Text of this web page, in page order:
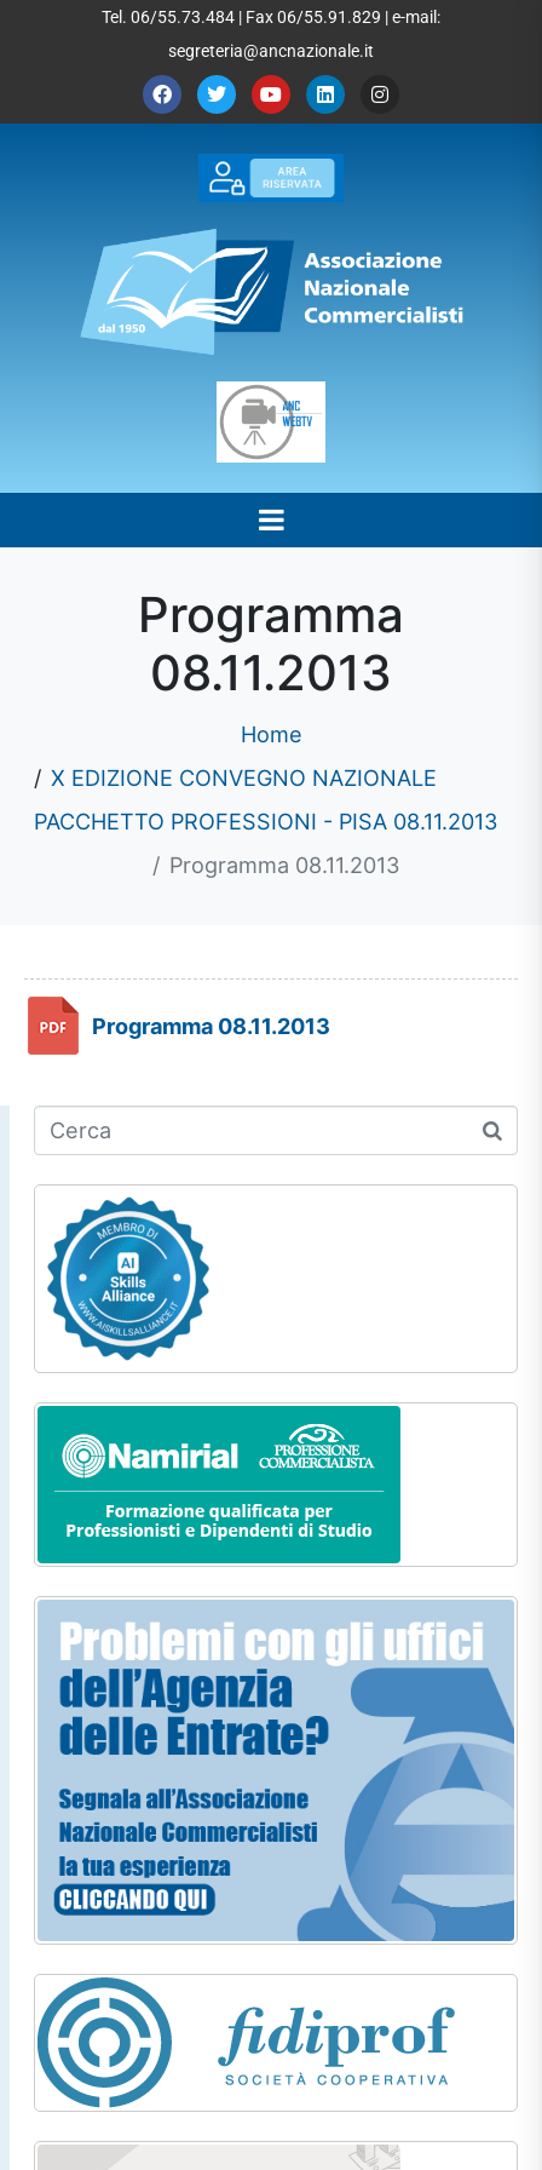
Tel. 06/55.73.484 | Fax 06/55.91.829 | e-mail:
segreteria@ancnazionale.it
Programma
08.11.2013
Home
X EDIZIONE CONVEGNO NAZIONALE
PACCHETTO PROFESSIONI - PISA 08.11.2013
Programma 08.11.2013
Programma 08.11.2013